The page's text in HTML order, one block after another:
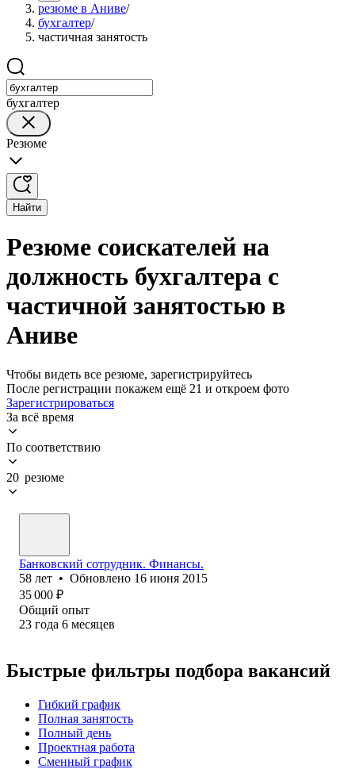
резюме в Аниве/
бухгалтер/
частичная занятость
бухгалтер
Резюме
Найти
Резюме соискателей на
должность бухгалтера с
частичной занятостью в
Аниве
Чтобы видеть все резюме, зарегистрируйтесь
После регистрации покажем ещё 21 и откроем фото
Зарегистрироваться
За всё время
По соответствию
20 резюме
Банковский сотрудник. Финансы.
58 лет • Обновлено 16 июня 2015
35 000 ₽
Общий опыт
23 года 6 месяцев
Быстрые фильтры подбора вакансий
Гибкий график
Полная занятость
Полный день
Проектная работа
Сменный график